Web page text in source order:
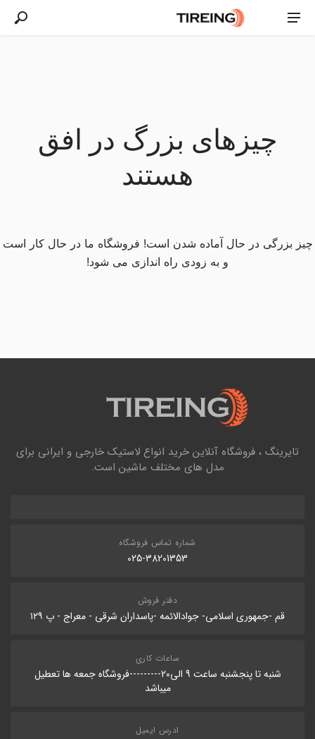
چیزهای بزرگ در افق
هستند
چیز بزرگی در حال آماده شدن است! فروشگاه ما در حال کار است
و به زودی راه اندازی می شود!
تایرینگ ، فروشگاه آنلاین خرید انواع لاستیک خارجی و ایرانی برای
مدل های مختلف ماشین است.
شماره تماس فروشگاه
025-38201353
دفتر فروش
قم -جمهوری اسلامی- جوادالائمه -پاسداران شرقی - معراج - پ ۱۲۹
ساعات کاری
شنبه تا پنجشنبه ساعت 9 الی20---------فروشگاه جمعه ها تعطیل
میباشد
ادرس ایمیل